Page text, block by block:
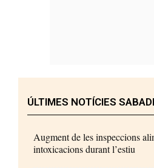
ÚLTIMES NOTÍCIES
Augment de les inspeccions
intoxicacions durant l’estiu